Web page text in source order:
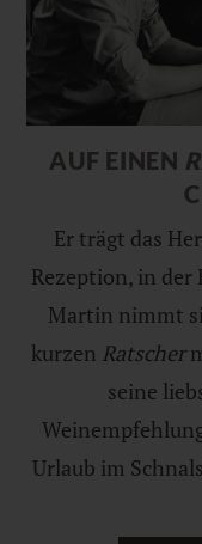
AUF EINEN
Er trägt das
Rezeption, in der
Martin nimmt
kurzen Ratscher
seine
Urlaub im